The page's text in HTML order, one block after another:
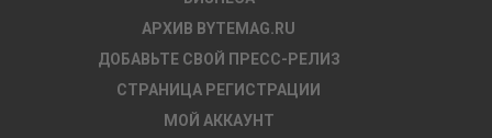
АРХИВ BYTEMAG.RU
ДОБАВЬТЕ СВОЙ ПРЕСС-РЕЛИЗ
СТРАНИЦА РЕГИСТРАЦИИ
МОЙ АККАУНТ